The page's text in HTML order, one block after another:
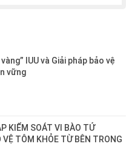
IUU và Giải pháp bảo vệ
vững